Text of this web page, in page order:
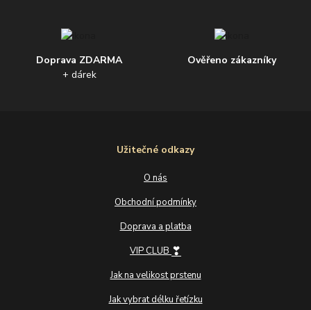
Doprava ZDARMA
+ dárek
Ověřeno zákazníky
Užitečné odkazy
O nás
Obchodní podmínky
Doprava a platba
VIP CLUB ❣
Jak na velikost prstenu
Jak vybrat délku řetízku